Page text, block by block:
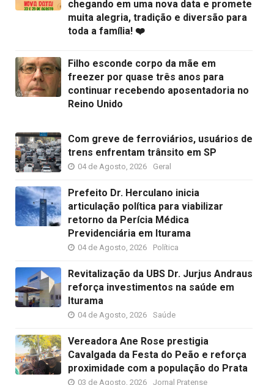
chegando em uma nova data e promete
muita alegria, tradição e diversão para
toda a família! ❤️
Filho esconde corpo da mãe em
freezer por quase três anos para
continuar recebendo aposentadoria no
Reino Unido
Com greve de ferroviários, usuários de
trens enfrentam trânsito em SP
04 de Agosto, 2026 Geral
Prefeito Dr. Herculano inicia
articulação política para viabilizar
retorno da Perícia Médica
Previdenciária em Iturama
04 de Agosto, 2026 Política
Revitalização da UBS Dr. Jurjus Andraus
reforça investimentos na saúde em
Iturama
04 de Agosto, 2026 Saúde
Vereadora Ane Rose prestigia
Cavalgada da Festa do Peão e reforça
proximidade com a população do Prata
03 de Agosto, 2026 Jornal Pratense